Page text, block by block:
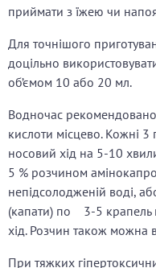
приймати з їжею чи
Для точнішого
доцільно
об’ємом 10 або 20 мл.
Водночас
кислоти місцево. Кожні
носовий хід на 5-10
5 % розчином
непідсолодженій воді,
(капати) по 3-5 крапель
хід. Розчин також можна
При тяжких